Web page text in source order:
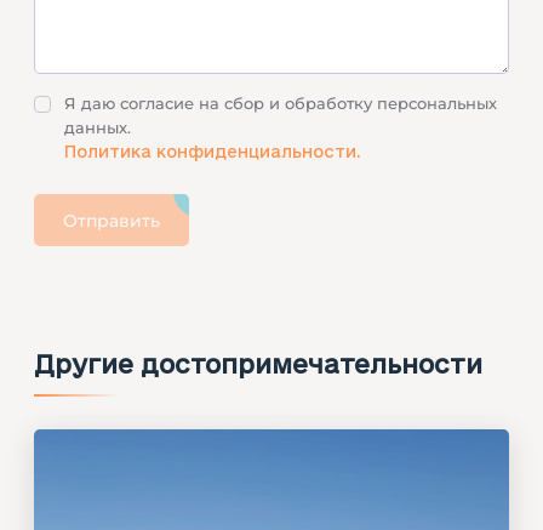
Я даю согласие на сбор и обработку персональных
данных.
Политика конфиденциальности.
Отправить
Другие достопримечательности
н
т
«
К
а
»
П
а
м
.